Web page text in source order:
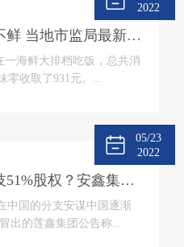
2022
商家反向抹零事件屡见不鲜 当地市监局最新回应将“零容忍”态度打击
海鲜大排档吃饭，总共消
零收取了931元。...
05/23
2022
莲鑫基金拟收购安谋科技51%股权？安鑫集团回应
中国的分支安谋中国逐渐
出的莲鑫集团公告称...